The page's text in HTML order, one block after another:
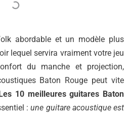
abordable et un modèle plus
lequel servira vraiment votre jeu
du manche et projection,
Baton Rouge peut vite
Les 10 meilleures guitares Baton
:une guitare acoustique est